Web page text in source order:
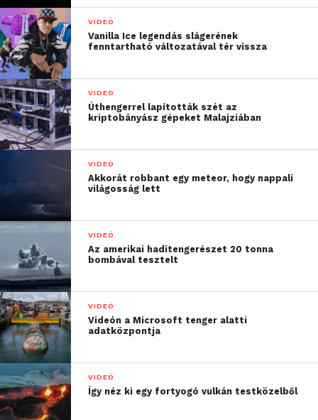
VIDEÓ
Vanilla Ice legendás slágerének
fenntartható változatával tér vissza
VIDEÓ
Úthengerrel lapították szét az
kriptobányász gépeket Malajziában
VIDEÓ
Akkorát robbant egy meteor, hogy nappali
világosság lett
VIDEÓ
Az amerikai haditengerészet 20 tonna
bombával tesztelt
VIDEÓ
Videón a Microsoft tenger alatti
adatközpontja
VIDEÓ
Így néz ki egy fortyogó vulkán testközelből